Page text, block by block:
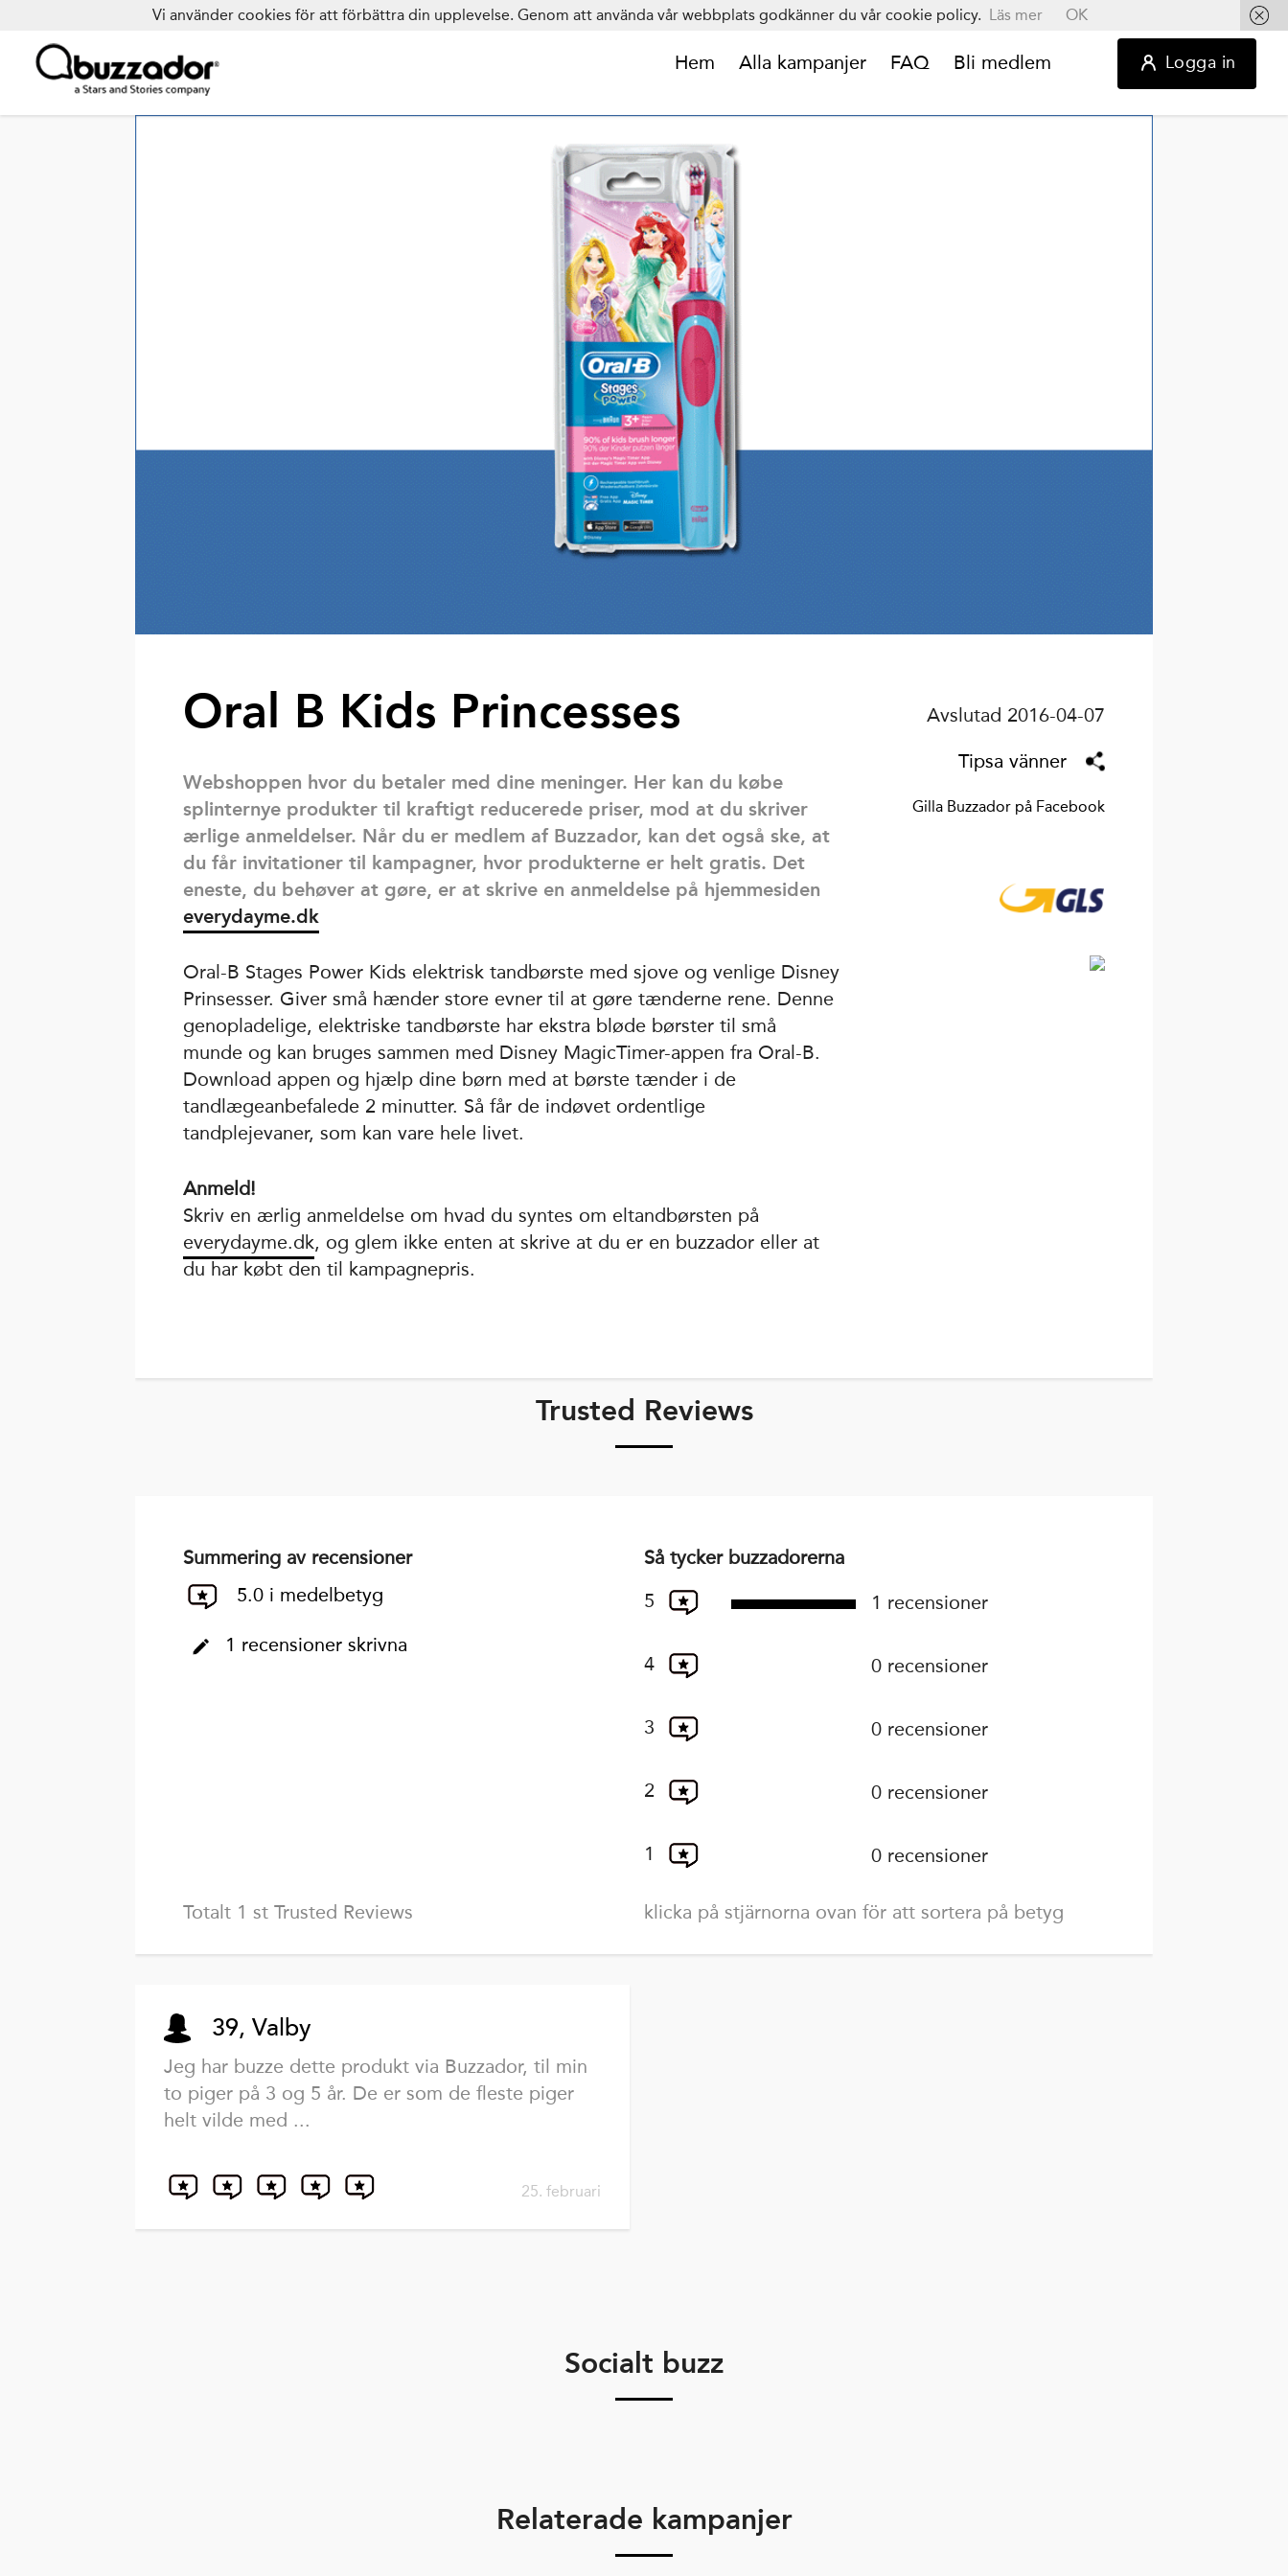
Hem Alla kampanjer FAQ Bli medlem Logga in
Oral B Kids Princesses
Webshoppen hvor du betaler med dine meninger. Her kan du købe
splinternye produkter til kraftigt reducerede priser, mod at du skriver
ærlige anmeldelser. Når du er medlem af Buzzador, kan det også ske, at
du får invitationer til kampagner, hvor produkterne er helt gratis. Det
eneste, du behøver at gøre, er at skrive en anmeldelse på hjemmesiden
everydayme.dk
Oral-B Stages Power Kids elektrisk tandbørste med sjove og venlige Disney
Prinsesser. Giver små hænder store evner til at gøre tænderne rene. Denne
genopladelige, elektriske tandbørste har ekstra bløde børster til små
munde og kan bruges sammen med Disney MagicTimer-appen fra Oral-B.
Download appen og hjælp dine børn med at børste tænder i de
tandlægeanbefalede 2 minutter. Så får de indøvet ordentlige
tandplejevaner, som kan vare hele livet.
Anmeld!
Skriv en ærlig anmeldelse om hvad du syntes om eltandbørsten på
everydayme.dk, og glem ikke enten at skrive at du er en buzzador eller at
du har købt den til kampagnepris.
Avslutad 2016-04-07
Tipsa vänner
Gilla Buzzador på Facebook
Trusted Reviews
Summering av recensioner
5.0 i medelbetyg
1 recensioner skrivna
Totalt 1 st Trusted Reviews
Så tycker buzzadorerna
5
1 recensioner
4 0 recensioner
3 0 recensioner
2 0 recensioner
1 0 recensioner
klicka på stjärnorna ovan för att sortera på betyg
39, Valby
Jeg har buzze dette produkt via Buzzador, til min
to piger på 3 og 5 år. De er som de fleste piger
helt vilde med ...
25. februari
Socialt buzz
Relaterade kampanjer
Vi använder cookies för att förbättra din upplevelse. Genom att använda vår webbplats godkänner du vår cookie policy. Läs mer OK